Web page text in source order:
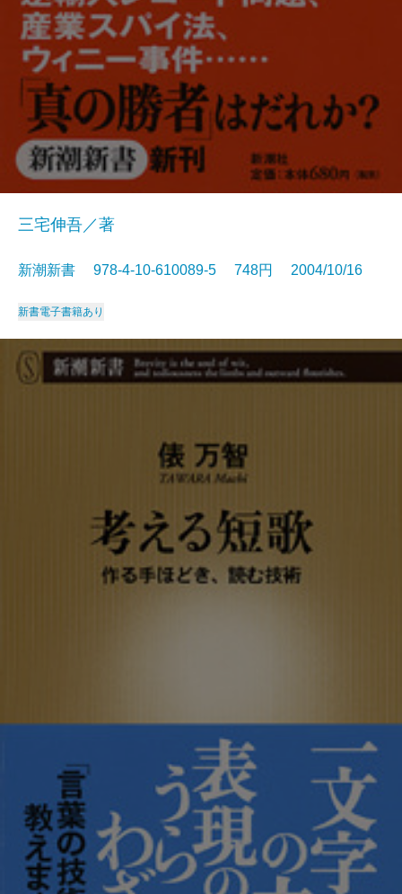
三宅伸吾／著
新潮新書 978-4-10-610089-5 748円 2004/10/16
新書電子書籍あり